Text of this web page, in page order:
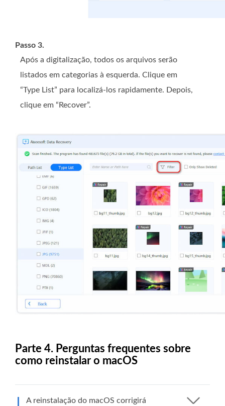
Passo 3.
Após a digitalização, todos os arquivos serão
listados em categorias à esquerda. Clique em
“Type List” para localizá-los rapidamente. Depois,
clique em “Recover”.
Parte 4. Perguntas frequentes sobre
como reinstalar o macOS
A reinstalação do macOS corrigirá